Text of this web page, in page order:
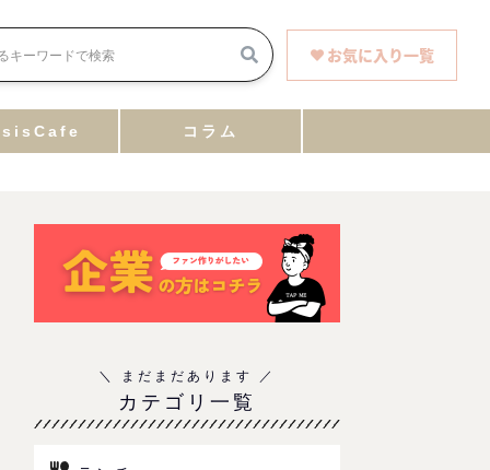
お気に入り一覧
コラム
カテゴリ一覧